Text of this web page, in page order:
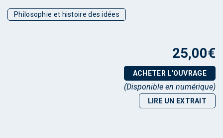
Philosophie et histoire des idées
25,00€
ACHETER L'OUVRAGE
(Disponible en numérique)
LIRE UN EXTRAIT